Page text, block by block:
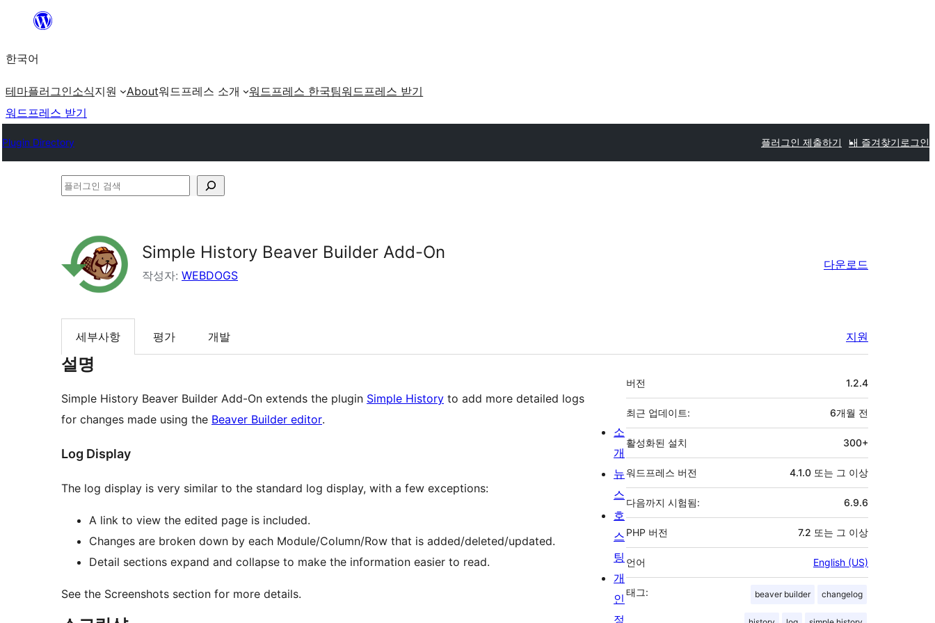
츠
로
로
가
한국어
테마플러그인소식지원 About워드프레스 소개 워드프레스 한국팀워드프레스 받기
워드프레스 받기
Plugin Directory 플러그인 제출하기 내 즐겨찾기 로그인
플
검
Simple History Beaver Builder Add-On
작성자: WEBDOGS
다운로드
세부사항 평가 개발 지원
설명
Simple History Beaver Builder Add-On extends the plugin Simple History to add more detailed logs
for changes made using the Beaver Builder editor.
Log Display
The log display is very similar to the standard log display, with a few exceptions:
A link to view the edited page is included.
Changes are broken down by each Module/Column/Row that is added/deleted/updated.
Detail sections expand and collapse to make the information easier to read.
See the Screenshots section for more details.
기
초
버전 1.2.4
최근 업데이트: 6개월 전
활성화된 설치 300+
워드프레스 버전 4.1.0 또는 그 이상
다음까지 시험됨: 6.9.6
PHP 버전 7.2 또는 그 이상
언어 English (US)
태그: beaver builder changelog
소
개
뉴
스
호
스
팅
개
인
정